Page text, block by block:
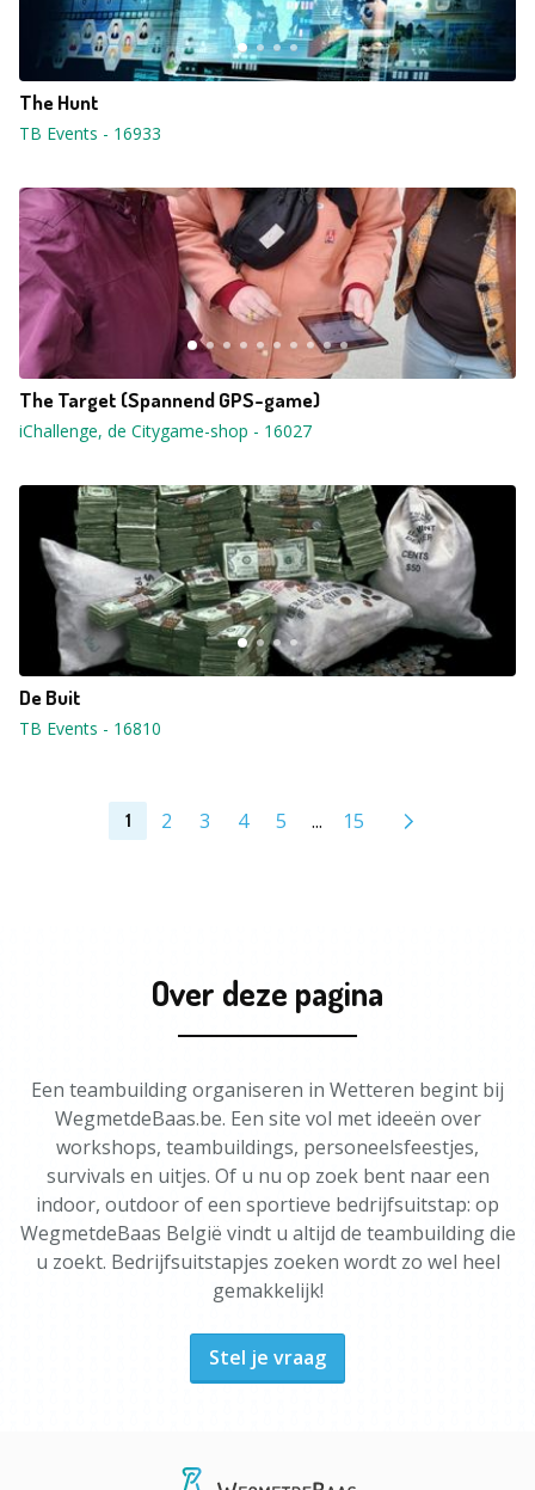
The Hunt
TB Events - 16933
The Target (Spannend GPS-game)
iChallenge, de Citygame-shop - 16027
De Buit
TB Events - 16810
1 2 3 4 5 ... 15
Over deze pagina
Een teambuilding organiseren in Wetteren begint bij
WegmetdeBaas.be. Een site vol met ideeën over
workshops, teambuildings, personeelsfeestjes,
survivals en uitjes. Of u nu op zoek bent naar een
indoor, outdoor of een sportieve bedrijfsuitstap: op
WegmetdeBaas België vindt u altijd de teambuilding die
u zoekt. Bedrijfsuitstapjes zoeken wordt zo wel heel
gemakkelijk!
Stel je vraag